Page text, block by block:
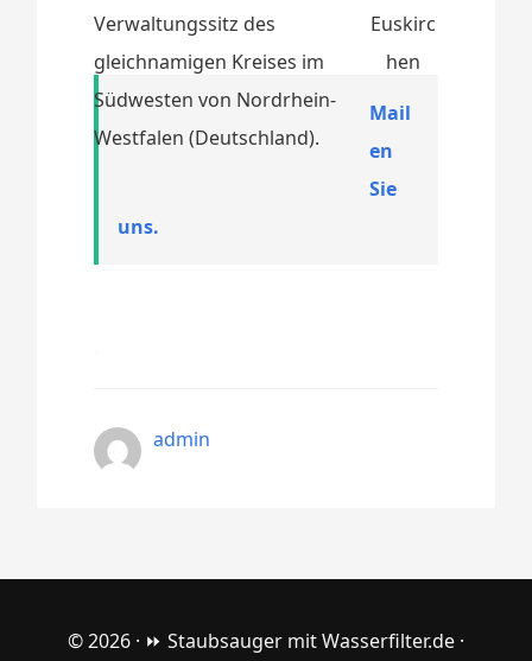
Verwaltungssitz des
gleichnamigen Kreises im
Südwesten von Nordrhein-
Westfalen (Deutschland).
Mail
en
Sie
uns.
admin
© 2026 · ⏩ Staubsauger mit Wasserfilter.de ·